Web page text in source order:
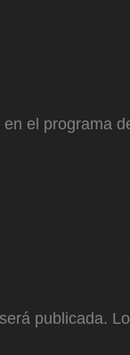
el programa
publicada.